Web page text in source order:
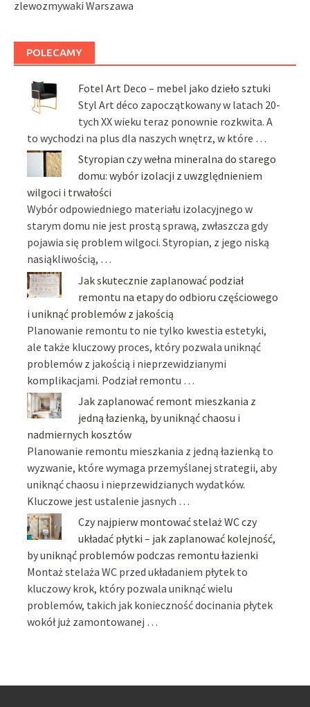
zlewozmywaki Warszawa
POLECAMY
Fotel Art Deco – mebel jako dzieło sztuki
Styl Art déco zapoczątkowany w latach 20-
tych XX wieku teraz ponownie rozkwita. A
to wychodzi na plus dla naszych wnętrz, w które …
Styropian czy wełna mineralna do starego
domu: wybór izolacji z uwzględnieniem
wilgoci i trwałości
Wybór odpowiedniego materiału izolacyjnego w
starym domu nie jest prostą sprawą, zwłaszcza gdy
pojawia się problem wilgoci. Styropian, z jego niską
nasiąkliwością, …
Jak skutecznie zaplanować podział
remontu na etapy do odbioru częściowego
i uniknąć problemów z jakością
Planowanie remontu to nie tylko kwestia estetyki,
ale także kluczowy proces, który pozwala uniknąć
problemów z jakością i nieprzewidzianymi
komplikacjami. Podział remontu …
Jak zaplanować remont mieszkania z
jedną łazienką, by uniknąć chaosu i
nadmiernych kosztów
Planowanie remontu mieszkania z jedną łazienką to
wyzwanie, które wymaga przemyślanej strategii, aby
uniknąć chaosu i nieprzewidzianych wydatków.
Kluczowe jest ustalenie jasnych …
Czy najpierw montować stelaż WC czy
układać płytki – jak zaplanować kolejność,
by uniknąć problemów podczas remontu łazienki
Montaż stelaża WC przed układaniem płytek to
kluczowy krok, który pozwala uniknąć wielu
problemów, takich jak konieczność docinania płytek
wokół już zamontowanej …